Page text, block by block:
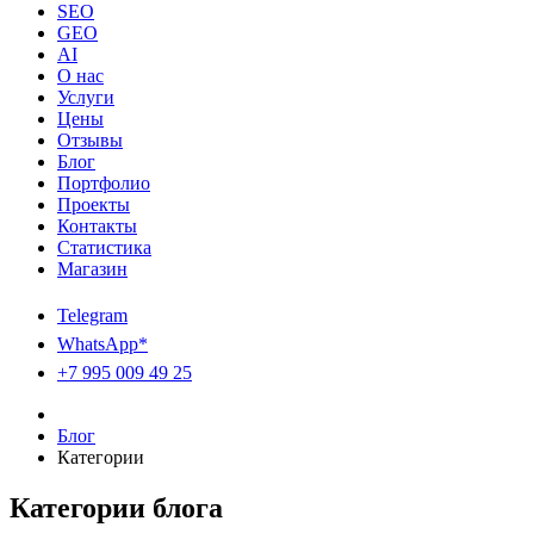
SEO
GEO
AI
О нас
Услуги
Цены
Отзывы
Блог
Портфолио
Проекты
Контакты
Статистика
Магазин
Telegram
WhatsApp*
+7 995 009 49 25
Блог
Категории
Категории блога